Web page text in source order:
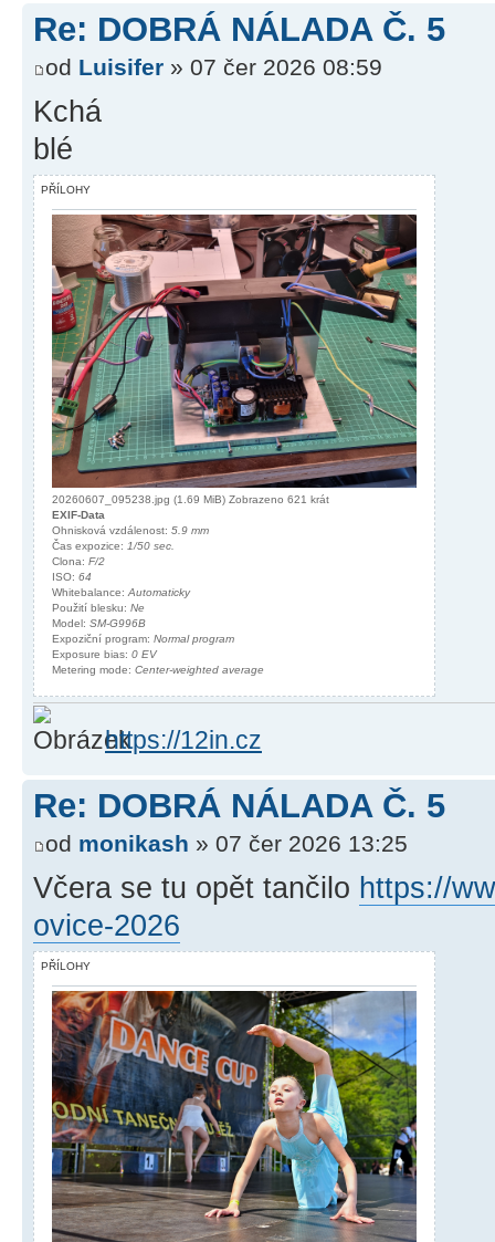
Re: DOBRÁ NÁLADA Č. 5
od Luisifer » 07 čer 2026 08:59
Kchá
blé
PŘÍLOHY
20260607_095238.jpg (1.69 MiB) Zobrazeno 621 krát
EXIF-Data
Ohnisková vzdálenost: 5.9 mm
Čas expozice: 1/50 sec.
Clona: F/2
ISO: 64
Whitebalance: Automaticky
Použití blesku: Ne
Model: SM-G996B
Expoziční program: Normal program
Exposure bias: 0 EV
Metering mode: Center-weighted average
https://12in.cz
Re: DOBRÁ NÁLADA Č. 5
od monikash » 07 čer 2026 13:25
Včera se tu opět tančilo https://
ovice-2026
PŘÍLOHY